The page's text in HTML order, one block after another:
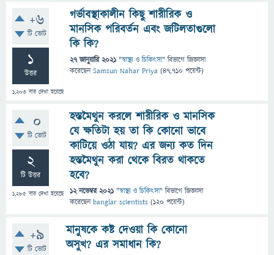
+6
টি ভোট
1
উত্তর
1,203 বার দেখা হয়েছে
গর্ভাবস্থাকালীন কিছু শারীরিক ও
মানসিক পরিবর্তন এবং জটিলতাগুলো
কি কি?
27 জানুয়ারি 2021 "স্বাস্থ্য ও চিকিৎসা" বিভাগে জিজ্ঞাসা
করেছেনSamsun Nahar Priya (47,710 পয়েন্ট)
0
টি ভোট
2
টি উত্তর
1,285 বার দেখা হয়েছে
হস্তমৈথুন করলে শারীরিক ও মানসিক
যে ক্ষতিটা হয় তা কি কোনো ভাবে
কাটিয়ে ওঠা যায়? এর জন্য কত দিন
হস্তমৈথুন করা থেকে বিরত থাকতে
হবে?
12 নভেম্বর 2021 "স্বাস্থ্য ও চিকিৎসা" বিভাগে জিজ্ঞাসা
করেছেনbanglar scientists (120 পয়েন্ট)
+9
টি ভোট
মানুষকে কষ্ট দেওয়া কি কোনো
অসুখ? এর‌ সমাধান কি?